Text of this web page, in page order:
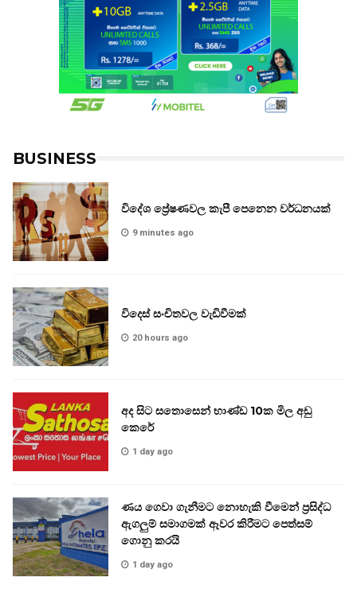
BUSINESS
විදේශ ප්‍රේෂණවල කැපී පෙනෙන වර්ධනයක්
9 minutes ago
විදෙස් සංචිතවල වැඩිවීමක්
20 hours ago
අද සිට සතොසෙන් භාණ්ඩ 10ක මිල අඩු
කෙරේ
1 day ago
ණය ගෙවා ගැනීමට නොහැකි වීමෙන් ප්‍රසිද්ධ
ඇගලුම් සමාගමක් ඈවර කිරීමට පෙත්සම්
ගොනු කරයි
1 day ago